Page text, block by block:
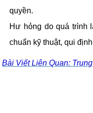
quyền.
Hư hỏng do quá trình
chuẩn kỹ thuật, qui
Bài Viết Liên Quan: